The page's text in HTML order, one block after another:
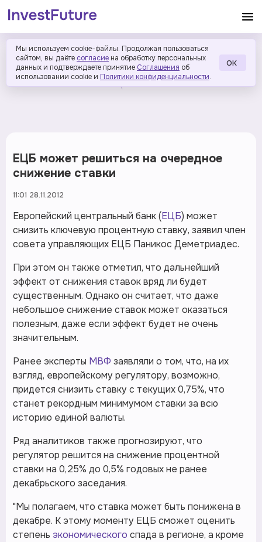
Мы используем cookie-файлы. Продолжая пользоваться
сайтом, вы даёте согласие на обработку персональных
данных и подтверждаете принятие Соглашения об
использовании cookie и Политики конфиденциальности.
ОК
ЕЦБ может решиться на очередное
снижение ставки
11:01 28.11.2012
Европейский центральный банк (ЕЦБ) может
снизить ключевую процентную ставку, заявил член
совета управляющих ЕЦБ Паникос Деметриадес.
При этом он также отметил, что дальнейший
эффект от снижения ставок вряд ли будет
существенным. Однако он считает, что даже
небольшое снижение ставок может оказаться
полезным, даже если эффект будет не очень
значительным.
Ранее эксперты МВФ заявляли о том, что, на их
взгляд, европейскому регулятору, возможно,
придется снизить ставку с текущих 0,75%, что
станет рекордным минимумом ставки за всю
историю единой валюты.
Ряд аналитиков также прогнозируют, что
регулятор решится на снижение процентной
ставки на 0,25% до 0,5% годовых не ранее
декабрьского заседания.
"Мы полагаем, что ставка может быть понижена в
декабре. К этому моменту ЕЦБ сможет оценить
степень экономического спада в регионе, а кроме